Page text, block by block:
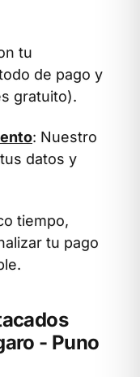
tu
de pago y
gratuito).
: Nuestro
datos y
tiempo,
tu pago
- Puno